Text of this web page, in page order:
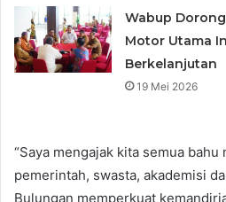
Wabup
Motor Utama
Berkelanjutan
19 Mei 2026
“Saya mengajak kita semua
pemerintah, swasta, akademisi
Bulungan memperkuat